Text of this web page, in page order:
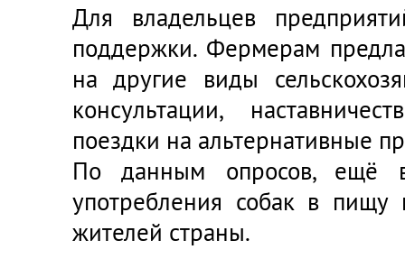
Для владельцев
поддержки. Фермерам
на другие виды
консультации,
поездки на альтернативные
По данным опросов, ещё
употребления собак в
жителей страны.